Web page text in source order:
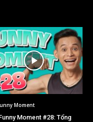
Moment
Moment #28: Tổng